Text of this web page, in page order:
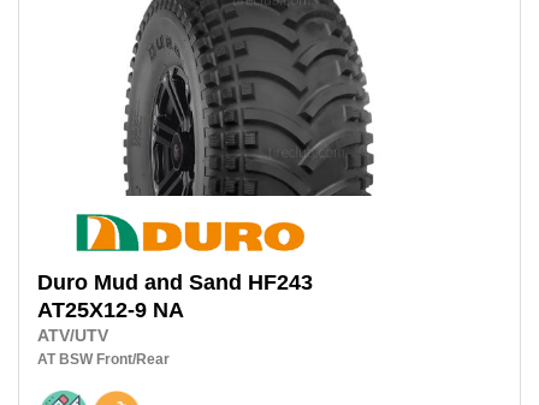
Duro Mud and Sand HF243
AT25X12-9 NA
ATV/UTV
AT BSW Front/Rear